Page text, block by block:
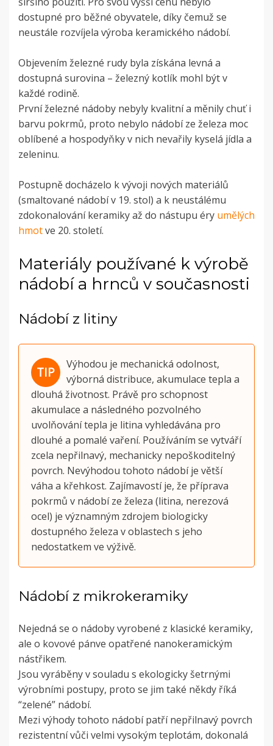
dostupné pro běžné obyvatele, díky čemuž se
neustále rozvíjela výroba keramického nádobí.
Objevením železné rudy byla získána levná a
dostupná surovina – železný kotlík mohl být v
každé rodině.
První železné nádoby nebyly kvalitní a měnily chuť i
barvu pokrmů, proto nebylo nádobí ze železa moc
oblíbené a hospodyňky v nich nevařily kyselá jídla a
zeleninu.
Postupně docházelo k vývoji nových materiálů
(smaltované nádobí v 19. stol) a k neustálému
zdokonalování keramiky až do nástupu éry umělých
hmotve 20. století.
Materiály používané k výrobě
nádobí a hrnců v současnosti
Nádobí z litiny
Výhodou je mechanická odolnost,
výborná distribuce, akumulace tepla a
dlouhá životnost. Právě pro schopnost
akumulace a následného pozvolného
uvolňování tepla je litina vyhledávána pro
dlouhé a pomalé vaření. Používáním se vytváří
zcela nepřilnavý, mechanicky nepoškoditelný
povrch. Nevýhodou tohoto nádobí je větší
váha a křehkost. Zajímavostí je, že příprava
pokrmů v nádobí ze železa (litina, nerezová
ocel) je významným zdrojem biologicky
dostupného železa v oblastech s jeho
nedostatkem ve výživě.
Nádobí z mikrokeramiky
Nejedná se o nádoby vyrobené z klasické keramiky,
ale o kovové pánve opatřené nanokeramickým
nástřikem.
Jsou vyráběny v souladu s ekologicky šetrnými
výrobními postupy, proto se jim také někdy říká
“zelené” nádobí.
Mezi výhody tohoto nádobí patří nepřilnavý povrch
rezistentní vůči velmi vysokým teplotám, dokonalá